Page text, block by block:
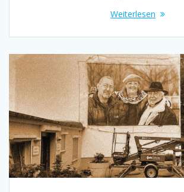
Weiterlesen